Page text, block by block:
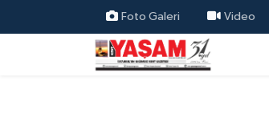
Foto Galeri Video